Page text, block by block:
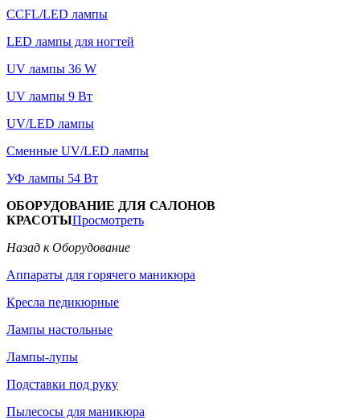
CCFL/LED лампы
LED лампы для ногтей
UV лампы 36 W
UV лампы 9 Вт
UV/LED лампы
Сменные UV/LED лампы
УФ лампы 54 Вт
ОБОРУДОВАНИЕ ДЛЯ САЛОНОВ
КРАСОТЫПросмотреть
Назад к Оборудование
Аппараты для горячего маникюра
Кресла педикюрные
Лампы настольные
Лампы-лупы
Подставки под руку
Пылесосы для маникюра